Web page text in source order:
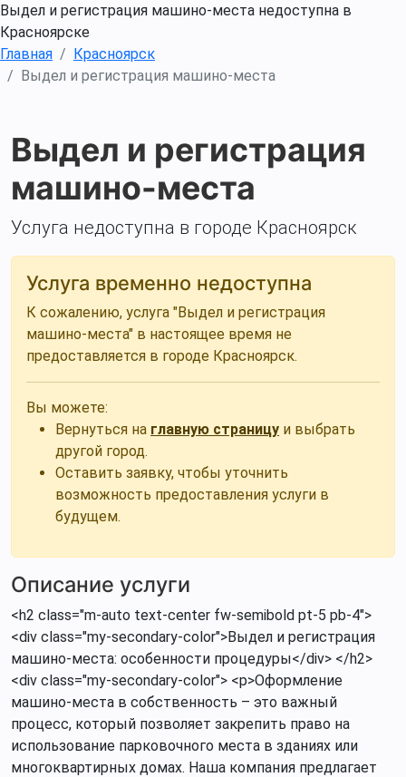
Выдел и регистрация машино-места недоступна в
Красноярске
Главная
Красноярск
Выдел и регистрация машино-места
Выдел и регистрация
машино-места
Услуга недоступна в городе Красноярск
Услуга временно недоступна
К сожалению, услуга "Выдел и регистрация
машино-места" в настоящее время не
предоставляется в городе Красноярск.
Вы можете:
Вернуться на главную страницу и выбрать
другой город.
Оставить заявку, чтобы уточнить
возможность предоставления услуги в
будущем.
Описание услуги
<h2 class="m-auto text-center fw-semibold pt-5 pb-4">
<div class="my-secondary-color">Выдел и регистрация
машино-места: особенности процедуры</div> </h2>
<div class="my-secondary-color"> <p>Оформление
машино-места в собственность – это важный
процесс, который позволяет закрепить право на
использование парковочного места в зданиях или
многоквартирных домах. Наша компания предлагает